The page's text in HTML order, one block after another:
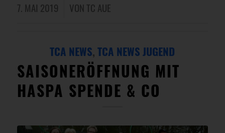
7. MAI 2019 VON TC AUE
TCA NEWS,TCA NEWS JUGEND
SAISONERÖFFNUNG MIT
HASPA SPENDE & CO